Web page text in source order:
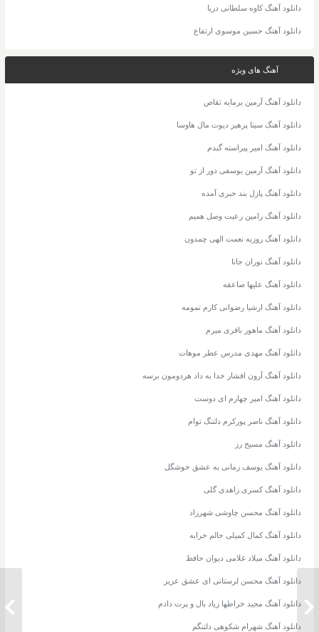
دانلود آهنگ مهراد روحیه زخم یادگاری
دانلود آهنگ کاوه سلطانی دریا
دانلود آهنگ حسین موسوی ارتفاع
آهنگ های ویژه
دانلود آهنگ آرمین برمایه تقاص
دانلود آهنگ سینا پرهیز دیوت مال هاوسا
دانلود آهنگ امیر پیراسته گندم
دانلود آهنگ آرمین یوسفی دور از تو
دانلود آهنگ پازل بند خبری آمده
دانلود آهنگ رامین رعیت وصل همیم
دانلود آهنگ روزبه نعمت الهی چمدون
دانلود آهنگ نوران جانا
دانلود آهنگ علیها صاعقه
دانلود آهنگ ارشیا رضوانی کارم تمومه
دانلود آهنگ ماهور باقری میرم
دانلود آهنگ مهدی مدرس عطر موهات
دانلود آهنگ آرون افشار خدا به داد هردومون برسه
دانلود آهنگ امیر چهارم ای دوست
دانلود آهنگ ناصر پورکرم دلتنگ توام
دانلود آهنگ مسیح رز
دانلود آهنگ یوسف زمانی یه عشق خوشگل
دانلود آهنگ کسری زاهدی گلی
دانلود آهنگ محسن چاوشی شهرزاد
دانلود آهنگ کمال کمیلی حالم خرابه
دانلود آهنگ میلاد غلامی دیوان حافظ
دانلود آهنگ محسن لرستانی ای عشق عزیز
دانلود آهنگ مجید خراطها زیاد بال و پرت دادم
دانلود آهنگ شهرام شکوهی دلتنگم